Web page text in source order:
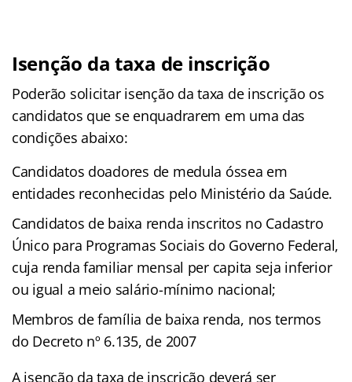
Isenção da taxa de inscrição
Poderão solicitar isenção da taxa de inscrição os
candidatos que se enquadrarem em uma das
condições abaixo:
Candidatos doadores de medula óssea em
entidades reconhecidas pelo Ministério da Saúde.
Candidatos de baixa renda inscritos no Cadastro
Único para Programas Sociais do Governo Federal,
cuja renda familiar mensal per capita seja inferior
ou igual a meio salário-mínimo nacional;
Membros de família de baixa renda, nos termos
do Decreto nº 6.135, de 2007
A isenção da taxa de inscrição deverá ser